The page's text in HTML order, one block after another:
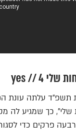
תשפ"ד עלתה עונת
כך שמגיע לה
פרקים כדי